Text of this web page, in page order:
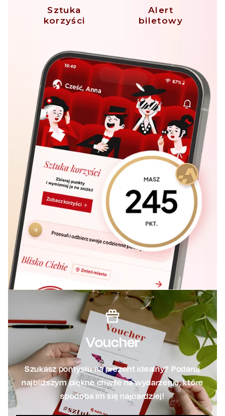
Sztuka
korzyści
Alert
biletowy
Voucher
Szukasz pomysłu na prezent idealny? Podaruj
najbliższym piękne chwile na wydarzeniu, które
spodoba im się najbardziej!